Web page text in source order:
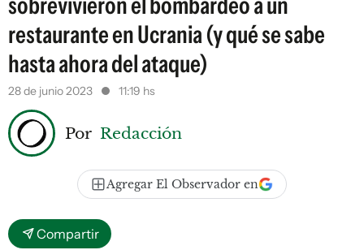
restaurante en Ucrania (y qué se sabe
hasta ahora del ataque)
28 de junio 2023 11:19 hs
Por Redacción
Agregar El Observador en
Compartir